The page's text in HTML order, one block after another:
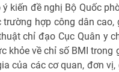
kiến đề nghị Bộ Quốc
hợp công dân
chỉ đạo Cục Quân y
khỏe về chỉ số BMI
của các cơ quan, đơn